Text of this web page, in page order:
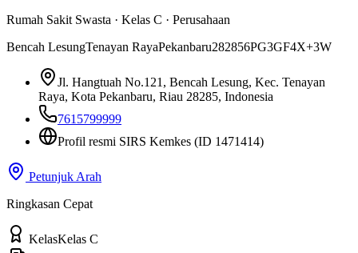
Rumah Sakit Swasta · Kelas C · Perusahaan
Bencah LesungTenayan RayaPekanbaru282856PG3GF4X+3W
Jl. Hangtuah No.121, Bencah Lesung, Kec. Tenayan
Raya, Kota Pekanbaru, Riau 28285, Indonesia
7615799999
Profil resmi SIRS Kemkes (ID 1471414)
Petunjuk Arah
Ringkasan Cepat
KelasKelas C